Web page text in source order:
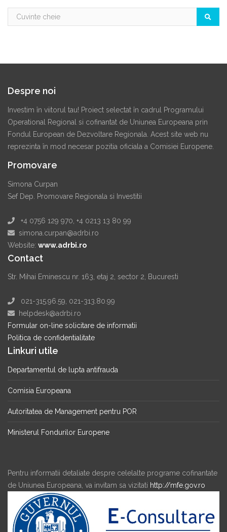
Despre noi
Investim în viitorul tau! Proiect selectat în cadrul Programului
Operational Regional si cofinantat de Uniunea Europeana prin
Fondul European de Dezvoltare Regionala. Acest site web nu
reprezinta în mod necesar pozitia oficiala a Comisiei Europene.
Promovare
Simona Curpan
Sef Dep. Promovare Regionala si Investitii
+4 0756 129 970, +4 0213 13 80 99
simona.curpan@adrbi.ro
Website: www.adrbi.ro
Contact
Str. Mihai Eminescu nr. 163, etaj 2, sector 2, Bucuresti
021-315.96.59, 021-313.80.99
helpdesk@adrbi.ro
Formular on-line solicitare de informatii
Politica de confidentialitate
Linkuri utile
Departamentul de lupta antifrauda
Comisia Europeana
Autoritatea de Management pentru POR
Ministerul Fondurilor Europene
Pentru informatii detaliate despre celelalte programe cofinantate
de Uniunea Europeana, va invitam sa vizitati http://mfe.gov.ro